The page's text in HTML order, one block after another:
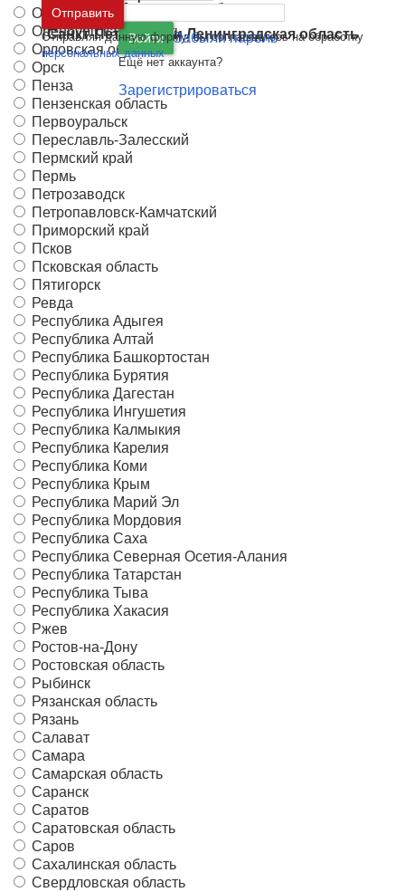
Москва и
Московская область
Санкт-Петербург иЛенинградская область
Войти Забыли пароль
Ещё нет аккаунта?
Зарегистрироваться
Оренбург
Оренбургская область
Орловская область
Орск
Пенза
Пензенская область
Первоуральск
Переславль-Залесский
Пермский край
Пермь
Петрозаводск
Петропавловск-Камчатский
Приморский край
Псков
Псковская область
Пятигорск
Ревда
Республика Адыгея
Республика Алтай
Республика Башкортостан
Республика Бурятия
Республика Дагестан
Республика Ингушетия
Республика Калмыкия
Республика Карелия
Республика Коми
Республика Крым
Республика Марий Эл
Республика Мордовия
Республика Саха
Республика Северная Осетия-Алания
Республика Татарстан
Республика Тыва
Республика Хакасия
Ржев
Ростов-на-Дону
Ростовская область
Рыбинск
Рязанская область
Рязань
Салават
Самара
Самарская область
Саранск
Саратов
Саратовская область
Саров
Сахалинская область
Свердловская область
Отправить
Отправляя данную форму, вы соглашаетесь на обработку
персональных данных